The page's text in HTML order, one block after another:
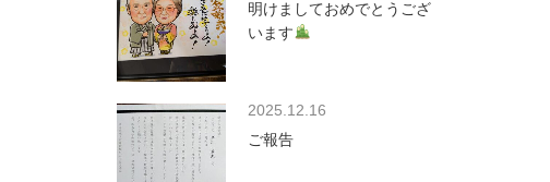
明けましておめでとうござ
います
2025.12.16
ご報告